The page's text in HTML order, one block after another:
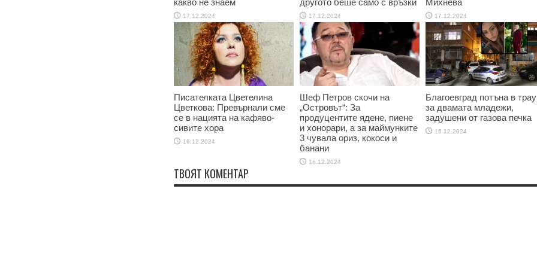
17.12.2024 17.12.2024 17.12.2024
Писателката Цветелина
Цветкова: Превърнали сме
се в нацията на кафяво-
сивите хора
16.12.2024
Шеф Петров скочи на
„Островът“: За
продуцентите ядене, пиене
и хонорари, а за маймунките
3 чувала ориз, кокоси и
банани
16.12.2024
Благоевград потъна в
за двамата младежи,
задушени от газова печка
16.12.2024
ТВОЯТ КОМЕНТАР